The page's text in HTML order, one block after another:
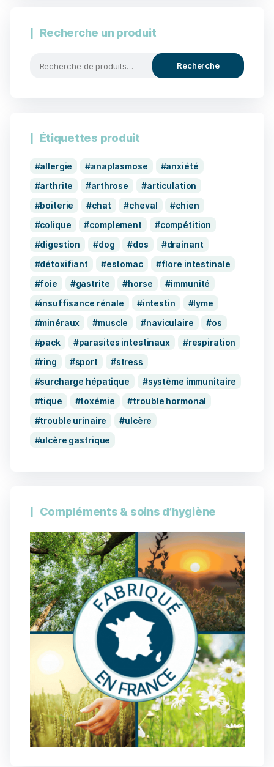
Recherche un produit
Recherche
Étiquettes produit
allergie anaplasmose
anxiété
arthrite
arthrose
articulation
boiterie
chat cheval
chien
colique
complement
compétition
digestion
dog dos
drainant
détoxifiant
estomac
flore intestinale
foie
gastrite horse
immunité
insuffisance rénale
intestin
lyme
minéraux
muscle naviculaire
os
pack
parasites intestinaux
respiration
ring
sport
stress
surcharge hépatique
système immunitaire
tique
toxémie
trouble hormonal
trouble urinaire
ulcère
ulcère gastrique
Compléments & soins d’hygiène